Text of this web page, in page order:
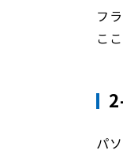
フ
こ
パ